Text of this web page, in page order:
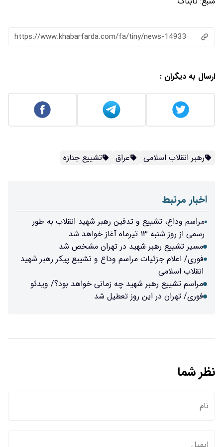
https://www.khabarfarda.com/fa/
عراق تشییع جنازه
تدفین رهبر شهید انقلاب به‌ طور
در تهران مشخص شد
وداع و تشییع پیکر رهبر شهید
چه زمانی خواهد بود؟/ ویدئو
تعطیل شد